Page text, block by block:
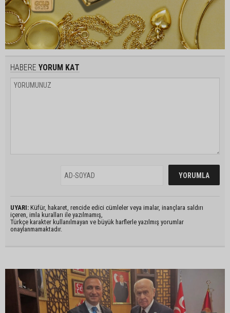
HABERE YORUM KAT
UYARI: Küfür, hakaret, rencide edici cümleler veya imalar, inançlara saldırı
içeren, imla kuralları ile yazılmamış,
Türkçe karakter kullanılmayan ve büyük harflerle yazılmış yorumlar
onaylanmamaktadır.